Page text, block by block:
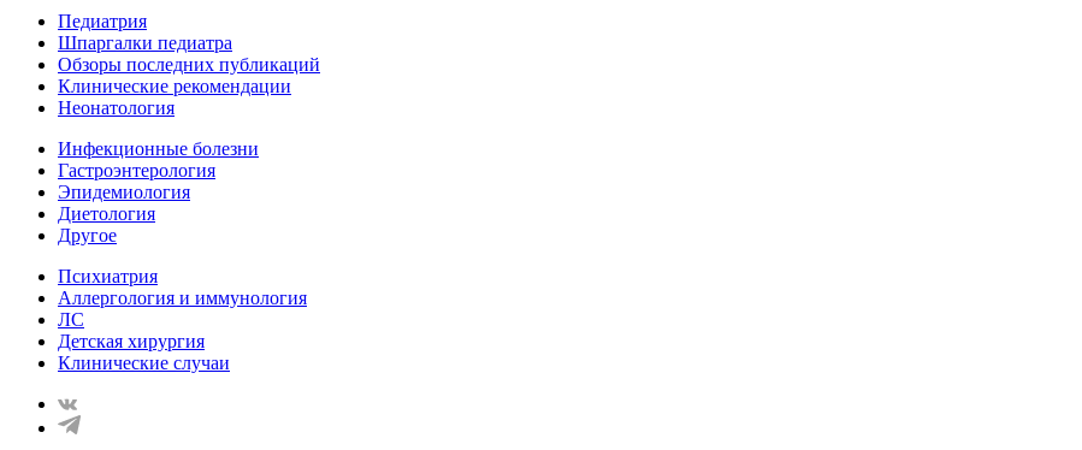
Педиатрия
Шпаргалки педиатра
Обзоры последних публикаций
Клинические рекомендации
Неонатология
Инфекционные болезни
Гастроэнтерология
Эпидемиология
Диетология
Другое
Психиатрия
Аллергология и иммунология
ЛС
Детская хирургия
Клинические случаи